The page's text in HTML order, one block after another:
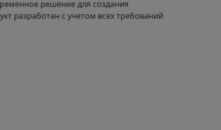
решение для создания
разработан с учетом всех требований